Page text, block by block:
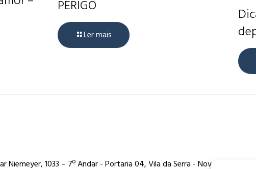
PERIGO
Ler mais
Niemeyer, 1033 – 7º Andar - Portaria 04, Vila da Serra - Nova Lima/